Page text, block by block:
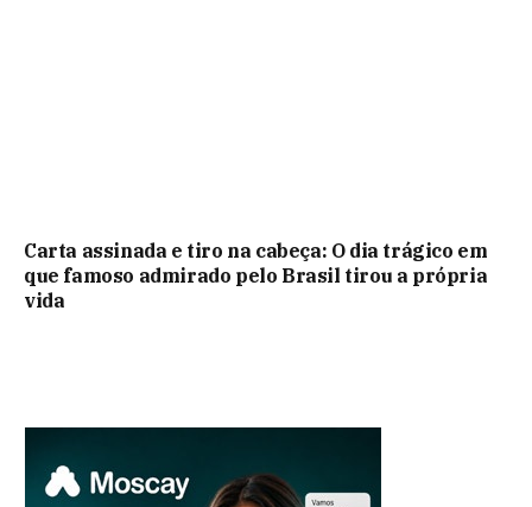
Carta assinada e tiro na cabeça: O dia trágico em
que famoso admirado pelo Brasil tirou a própria
vida